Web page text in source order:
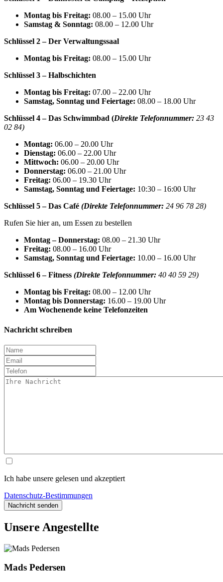
Montag bis Freitag: 08.00 – 15.00 Uhr
Samstag & Sonntag: 08.00 – 12.00 Uhr
Schlüssel 2 – Der Verwaltungssaal
Montag bis Freitag: 08.00 – 15.00 Uhr
Schlüssel 3 – Halbschichten
Montag bis Freitag: 07.00 – 22.00 Uhr
Samstag, Sonntag und Feiertage: 08.00 – 18.00 Uhr
Schlüssel 4 – Das Schwimmbad (Direkte Telefonnummer: 23 43
02 84)
Montag: 06.00 – 20.00 Uhr
Dienstag: 06.00 – 22.00 Uhr
Mittwoch: 06.00 – 20.00 Uhr
Donnerstag: 06.00 – 21.00 Uhr
Freitag: 06.00 – 19.30 Uhr
Samstag, Sonntag und Feiertage: 10:30 – 16:00 Uhr
Schlüssel 5 – Das Café (Direkte Telefonnummer: 24 96 78 28)
Rufen Sie hier an, um Essen zu bestellen
Montag – Donnerstag: 08.00 – 21.30 Uhr
Freitag: 08.00 – 16.00 Uhr
Samstag, Sonntag und Feiertage: 10.00 – 16.00 Uhr
Schlüssel 6 – Fitness (Direkte Telefonnummer: 40 40 59 29)
Montag bis Freitag: 08.00 – 12.00 Uhr
Montag bis Donnerstag: 16.00 – 19.00 Uhr
Am Wochenende keine Telefonzeiten
Nachricht schreiben
Ich habe unsere gelesen und akzeptiert
Datenschutz-Bestimmungen
Unsere Angestellte
Mads Pedersen